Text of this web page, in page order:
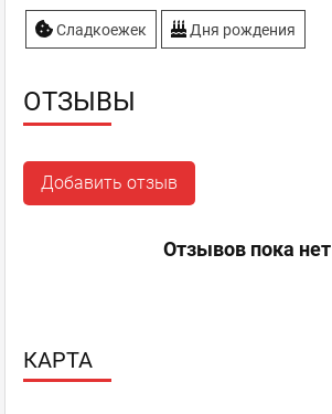
Сладкоежек Дня рождения
ОТЗЫВЫ
Добавить отзыв
Отзывов пока нет
КАРТА